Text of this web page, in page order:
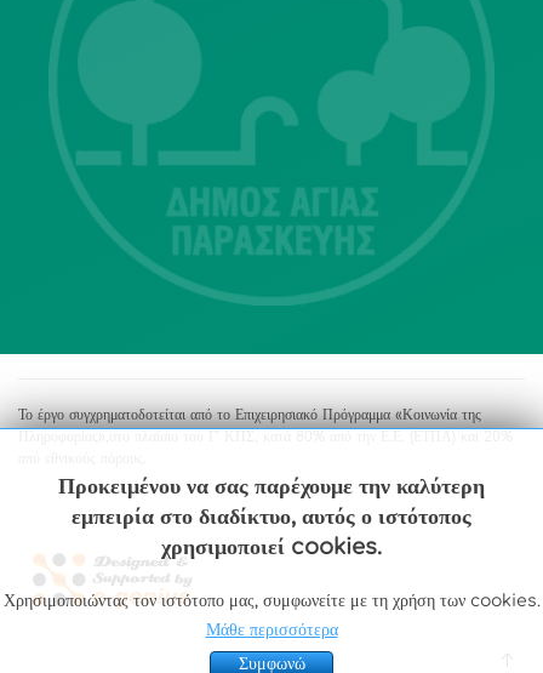
Λ. Μεσογείων 415-417 Τ.Κ.15343
Αγία Παρασκευή
213 2004500
dimos@agiaparaskevi.gr
Το έργο συγχρηματοδοτείται από το Επιχειρησιακό Πρόγραμμα «Κοινωνία της
Προκειμένου να σας παρέχουμε την καλύτερη
εμπειρία στο διαδίκτυο, αυτός ο ιστότοπος
χρησιμοποιεί cookies.
Χρησιμοποιώντας τον ιστότοπο μας, συμφωνείτε με τη χρήση των cookies.
Μάθε περισσότερα
Συμφωνώ